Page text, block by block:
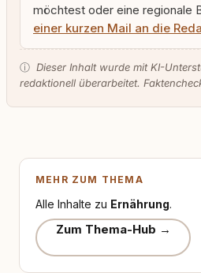
möchtest oder eine regionale
einer kurzen Mail an die
ⓘ Dieser Inhalt wurde mit KI-
redaktionell überarbeitet.
MEHR ZUM THEMA
Alle Inhalte zu Ernährung.
Zum Thema-Hub →